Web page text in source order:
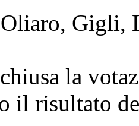
Gigli,
la
risultato